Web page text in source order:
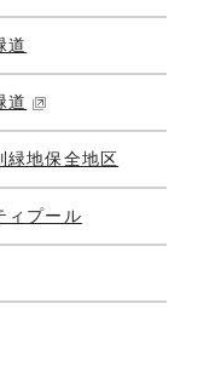
道
道
緑地保全地区
ィプール